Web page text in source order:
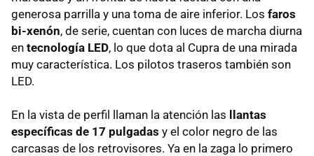
generosa parrilla y una toma de aire inferior. Los faros
bi-xenón, de serie, cuentan con luces de marcha diurna
en tecnología LED, lo que dota al Cupra de una mirada
muy característica. Los pilotos traseros también son
LED.
En la vista de perfil llaman la atención las llantas
específicas de 17 pulgadas y el color negro de las
carcasas de los retrovisores. Ya en la zaga lo primero